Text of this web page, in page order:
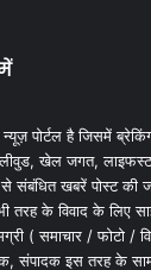
पोर्टल है जिसमें
खेल जगत,
से संबंधित खबरें पोस्ट
तरह के विवाद के लिए
( समाचार / फोटो /
संपादक इस तरह के